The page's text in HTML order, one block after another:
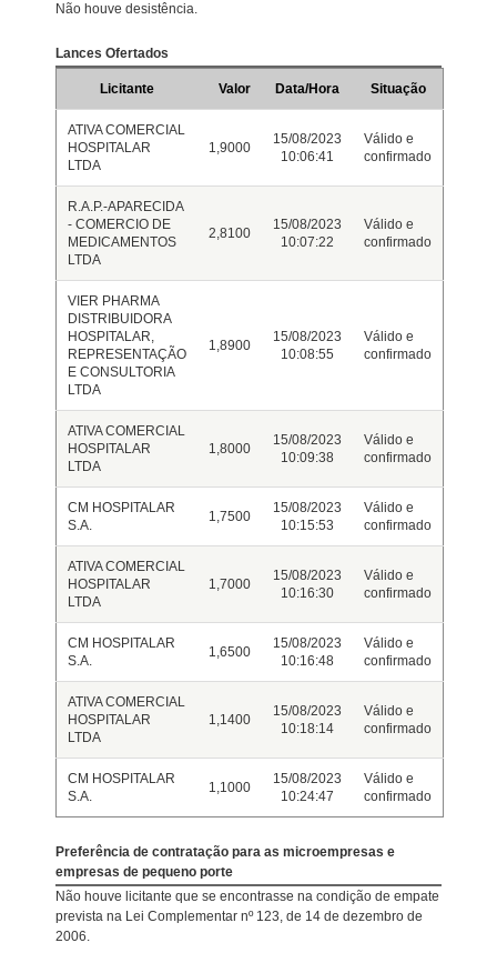
Não houve desistência.
Lances Ofertados
Licitante Valor Data/Hora Situação
ATIVA COMERCIAL
HOSPITALAR
LTDA
1,9000
15/08/2023
10:06:41
Válido e
confirmado
R.A.P.-APARECIDA
- COMERCIO DE
MEDICAMENTOS
LTDA
2,8100
15/08/2023
10:07:22
Válido e
confirmado
VIER PHARMA
DISTRIBUIDORA
HOSPITALAR,
REPRESENTAÇÃO
E CONSULTORIA
LTDA
1,8900
15/08/2023
10:08:55
Válido e
confirmado
ATIVA COMERCIAL
HOSPITALAR
LTDA
1,8000
15/08/2023
10:09:38
Válido e
confirmado
CM HOSPITALAR
S.A.
1,7500
15/08/2023
10:15:53
Válido e
confirmado
ATIVA COMERCIAL
HOSPITALAR
LTDA
1,7000
15/08/2023
10:16:30
Válido e
confirmado
CM HOSPITALAR
S.A.
1,6500
15/08/2023
10:16:48
Válido e
confirmado
ATIVA COMERCIAL
HOSPITALAR
LTDA
1,1400
15/08/2023
10:18:14
Válido e
confirmado
CM HOSPITALAR
S.A.
1,1000
15/08/2023
10:24:47
Válido e
confirmado
Preferência de contratação para as microempresas e
empresas de pequeno porte
Não houve licitante que se encontrasse na condição de empate
prevista na Lei Complementar nº 123, de 14 de dezembro de
2006.